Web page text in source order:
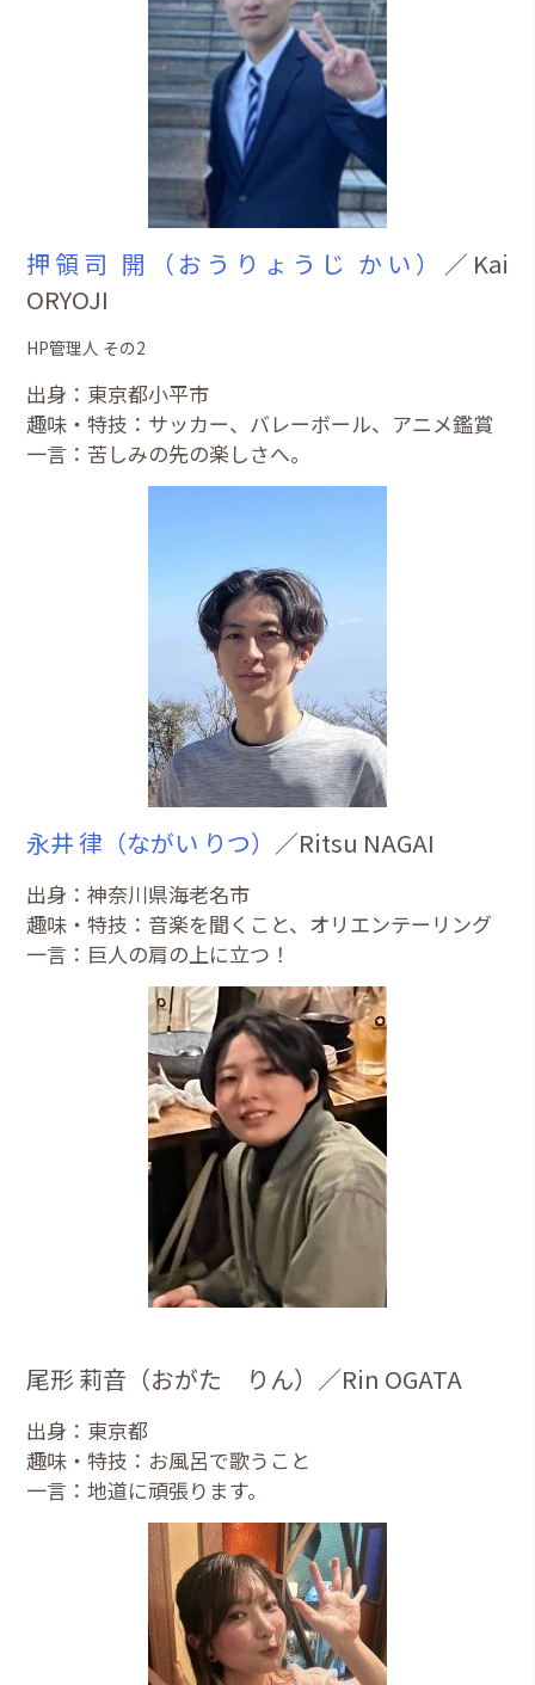
押領司 開（おうりょうじ かい）
／Kai
ORYOJI
HP管理人 その2
出身：東京都小平市
趣味・特技：サッカー、バレーボール、アニメ鑑賞
一言：苦しみの先の楽しさへ。
永井 律（ながい りつ） ／Ritsu NAGAI
出身：神奈川県海老名市
趣味・特技：音楽を聞くこと、オリエンテーリング
一言：巨人の肩の上に立つ！
尾形 莉音（おがた りん）／Rin OGATA
出身：東京都
趣味・特技：お風呂で歌うこと
一言：地道に頑張ります。